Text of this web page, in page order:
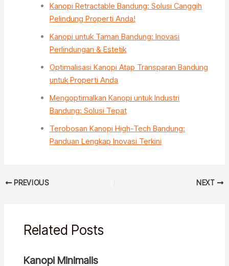
Kanopi Retractable Bandung: Solusi Canggih
Pelindung Properti Anda!
Kanopi untuk Taman Bandung: Inovasi
Perlindungan & Estetik
Optimalisasi Kanopi Atap Transparan Bandung
untuk Properti Anda
Mengoptimalkan Kanopi untuk Industri
Bandung: Solusi Tepat
Terobosan Kanopi High-Tech Bandung:
Panduan Lengkap Inovasi Terkini
PREVIOUS NEXT
Related Posts
Kanopi Minimalis